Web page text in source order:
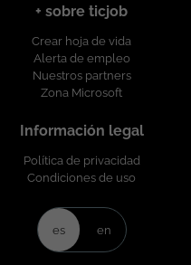
+ sobre ticjob
Crear hoja de vida
Alerta de empleo
Nuestros partners
Zona Microsoft
Información legal
Política de privacidad
Condiciones de uso
es en